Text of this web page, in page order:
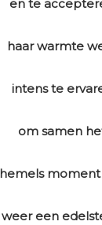
en te
haar warmte
intens te
om samen
hemels moment
weer een